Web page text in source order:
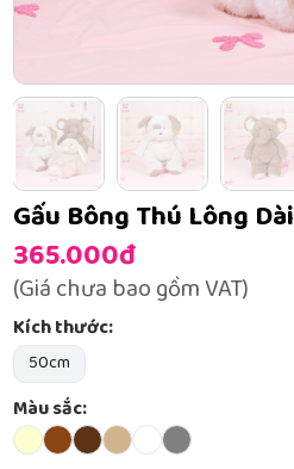
Gấu Bông Thú Lông Dài
365.000đ
(Giá chưa bao gồm VAT)
Kích thước:
50cm
Màu sắc: